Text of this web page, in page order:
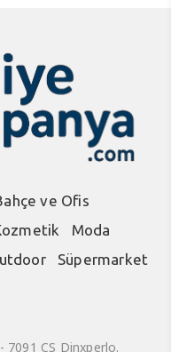
ve Ofis
Moda
Süpermarket
7091 CS Dinxperlo.